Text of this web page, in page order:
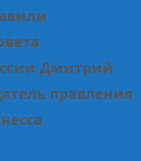
Дмитрий
правления